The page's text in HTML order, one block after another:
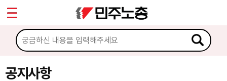
공지사항
마이페이지
소개
소식
Sketchbook5, 스케치북5